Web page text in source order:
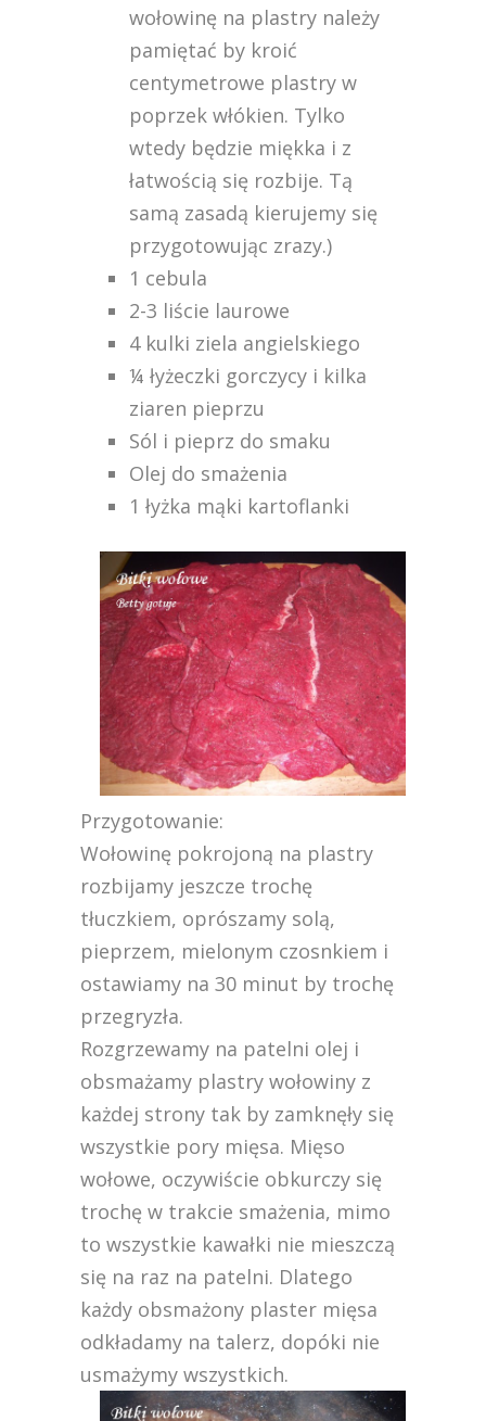
wołowinę na plastry należy
pamiętać by kroić
centymetrowe plastry w
poprzek włókien. Tylko
wtedy będzie miękka i z
łatwością się rozbije. Tą
samą zasadą kierujemy się
przygotowując zrazy.)
1 cebula
2-3 liście laurowe
4 kulki ziela angielskiego
¼ łyżeczki gorczycy i kilka
ziaren pieprzu
Sól i pieprz do smaku
Olej do smażenia
1 łyżka mąki kartoflanki
Przygotowanie:
Wołowinę pokrojoną na plastry
rozbijamy jeszcze trochę
tłuczkiem, oprószamy solą,
pieprzem, mielonym czosnkiem i
ostawiamy na 30 minut by trochę
przegryzła.
Rozgrzewamy na patelni olej i
obsmażamy plastry wołowiny z
każdej strony tak by zamknęły się
wszystkie pory mięsa. Mięso
wołowe, oczywiście obkurczy się
trochę w trakcie smażenia, mimo
to wszystkie kawałki nie mieszczą
się na raz na patelni. Dlatego
każdy obsmażony plaster mięsa
odkładamy na talerz, dopóki nie
usmażymy wszystkich.